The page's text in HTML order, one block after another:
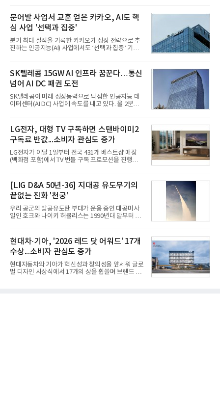
문어발 사업서 교훈 얻은 카카오, AI도 핵
심 사업 '선택과 집중'
분기 최대 실적을 기록한 카카오가 성장 전략으로 추
진하는 인공지능(AI) 사업에서도 ‘선택과 집중’ 기조
라 투자에 나서는 것과 달리, 카카오는 ‘카카오톡’이
라는 플랫폼 경쟁력을 활용한 AI 에이전트 서비스에
집중하는 전략이다. 과거 무리한 사업 확장 과정에서
겪었던 시행착오를 되풀이하지 않고 핵심 역량에 집
중하겠다는 취지로 풀이된다.7일 업계에 따르면 카카
오는 올해 2분기 연결 기준 매출 2조985억원, 영업이
익 2770억원을 기록했다. 전년 동기 대비 매출과 영업
은 4884억
SK텔레콤 15GW AI 인프라 꿈꾼다…통신
넘어 AI DC 패권 도전
SK텔레콤이 미래 성장동력으로 낙점한 인공지능 데
이터센터(AI DC) 사업에 속도를 내고 있다. 올 2분기
는 2035년까지 총 15GW(기가와트) 규모의 AI DC를
구축하겠다는 대형 청사진을 제시하면서다. 이에 따
라 경쟁 구도 역시 이동통신사인 KT, LG유플러스를
넘어 네이버, 삼성SDS 등 IT 인프라 기업으로 확장되
고 있다.7일 SK텔레콤에 따르면 회사는 올해 2분기
연결 기준 매출 4조 3591억원, 영업이익 5660억원을
기록했다. 매출은 전년 동기 대비 0.5%, 영업이익은
따른 기저효과가 실
LG전자, 대형 TV 구독하면 스탠바이미2
구독료 반값...소비자 관심도 증가
LG전자가 이달 1일부터 전국 431개 베스트샵 매장
(백화점 포함)에서 TV 번들 구독 프로모션을 진행하고
인해주는 프로모션이다.대상 제품은 65·77·83형 올
레드, 75·86·100형 마이크로 RGB, 75·86형 미니
RGB 등 거실용 TV로 인기가 높은 베스트셀러 TV 20
개 모델이며, 동시 구독 계약 시 스탠바이미2(모델명
27LX6TPGA) 구독료를 50% 할인 받을 수 있다. 프로
모션 대상 모델과 혜택, 구독료 등 프로모션 세부 사항
은 베스트샵 판매 매니저에게 문의하면 자세히 안내
등으로 이전
[LIG D&A 50년-36] 지대공 유도무기의
끝없는 진화 '천궁'
우리 공군의 방공유도탄 부대가 운용 중인 대공미사
일인 호크와 나이키 허큘리스는 1990년대 말부터 성
기존 미사일체계를 대체할 중고도 및 중거리 대공미
사일을 개발하기로 결정했다.처음 KM-SAM 사업으로
불린 이 사업의 명칭은 호크(Iron Hawk, 철매)를 대체
한다는 의미에서 ‘철매Ⅱ’ 로 정해졌다. 철매Ⅱ 개발
사업은 미사일체계 완성 후인 2011년 ‘천궁(天弓)’으
로 다시 장비명이 바뀌었다. 17개 업체와 관련 기관이
참여한 가운데 LIG 넥스원은 탐색 개발에서 체계개발
현대차·기아, '2026 레드 닷 어워드' 17개
수상...소비자 관심도 증가
현대자동차와 기아가 혁신성과 창의성을 앞세워 글로
벌 디자인 시상식에서 17개의 상을 휩쓸며 브랜드 경